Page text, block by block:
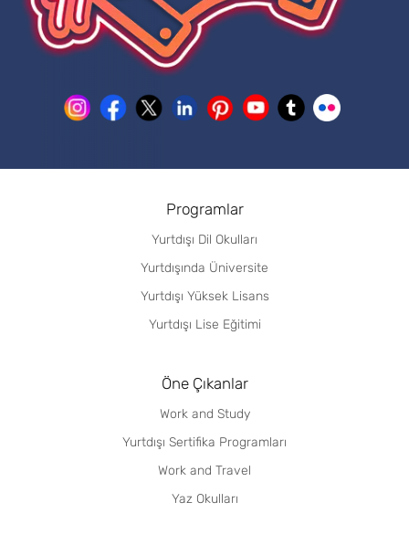
Programlar
Yurtdışı Dil Okulları
Yurtdışında Üniversite
Yurtdışı Yüksek Lisans
Yurtdışı Lise Eğitimi
Öne Çıkanlar
Work and Study
Yurtdışı Sertifika Programları
Work and Travel
Yaz Okulları